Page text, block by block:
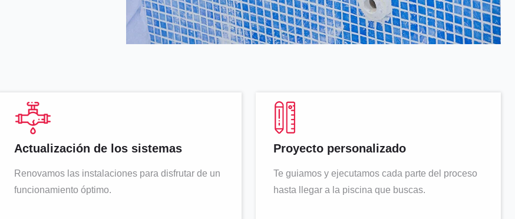
Actualización de los sistemas
Renovamos las instalaciones para disfrutar de un
funcionamiento óptimo.
Proyecto personalizado
Te guiamos y ejecutamos cada parte del proceso
hasta llegar a la piscina que buscas.